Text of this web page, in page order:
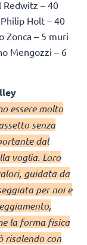
Redwitz – 40
Holt – 40
Zonca – 5 muri
Mengozzi – 6
essere molto
senza
dal
voglia. Loro
guidata da
per noi e
la forma fisica
risalendo con